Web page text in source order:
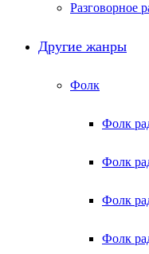
Разговорное
Другие жанры
Фолк
Фолк
Фолк
Фолк
Фолк